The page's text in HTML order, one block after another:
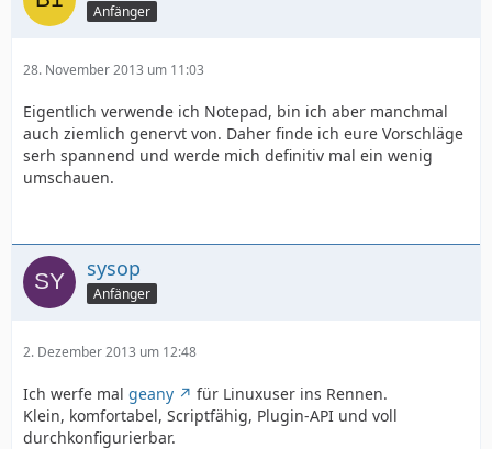
Anfänger
28. November 2013 um 11:03
Eigentlich verwende ich Notepad, bin ich aber manchmal
auch ziemlich genervt von. Daher finde ich eure Vorschläge
serh spannend und werde mich definitiv mal ein wenig
umschauen.
sysop
Anfänger
2. Dezember 2013 um 12:48
Ich werfe mal geany
für Linuxuser ins Rennen.
Klein, komfortabel, Scriptfähig, Plugin-API und voll
durchkonfigurierbar.